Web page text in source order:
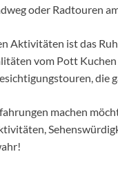
oder Radtouren
Aktivitäten ist das
vom Pott
die
machen